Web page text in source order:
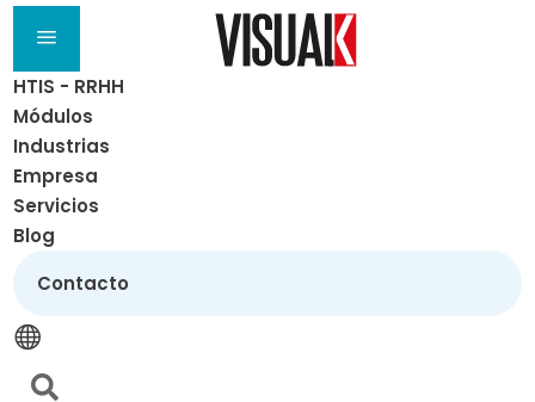
a
HTIS - RRHH
Módulos
Industrias
Empresa
Servicios
Blog
Contacto

